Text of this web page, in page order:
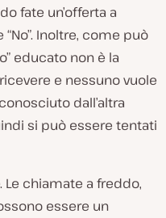
fate un’offerta a
Inoltre, come può
educato non è la
e nessuno vuole
dall’altra
si può essere tentati
chiamate a freddo,
essere un